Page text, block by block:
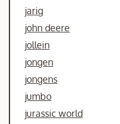
jarig
john deere
jollein
jongen
jongens
jumbo
jurassic world